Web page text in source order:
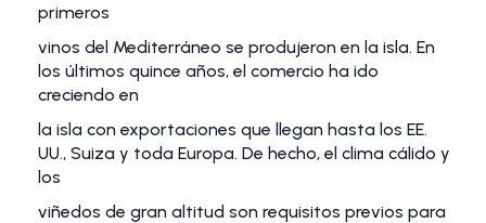
primeros
vinos del Mediterráneo se produjeron en la isla. En
los últimos quince años, el comercio ha ido
creciendo en
la isla con exportaciones que llegan hasta los EE.
UU., Suiza y toda Europa. De hecho, el clima cálido y
los
viñedos de gran altitud son requisitos previos para